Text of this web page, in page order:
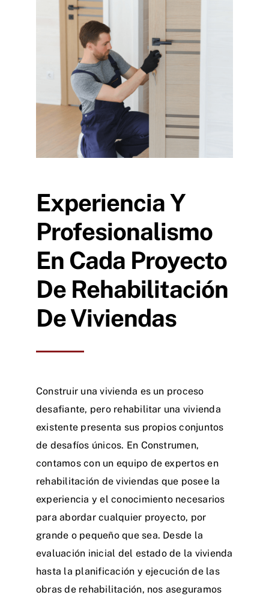
Experiencia Y
Profesionalismo
En Cada Proyecto
De Rehabilitación
De Viviendas
Construir una vivienda es un proceso
desafiante, pero rehabilitar una vivienda
existente presenta sus propios conjuntos
de desafíos únicos. En Construmen,
contamos con un equipo de expertos en
rehabilitación de viviendas que posee la
experiencia y el conocimiento necesarios
para abordar cualquier proyecto, por
grande o pequeño que sea. Desde la
evaluación inicial del estado de la vivienda
hasta la planificación y ejecución de las
obras de rehabilitación, nos aseguramos